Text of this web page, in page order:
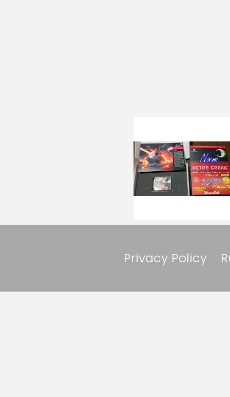
Privacy Policy